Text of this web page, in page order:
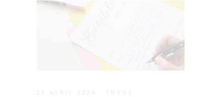
21 AVRIL 2026
TUTOS